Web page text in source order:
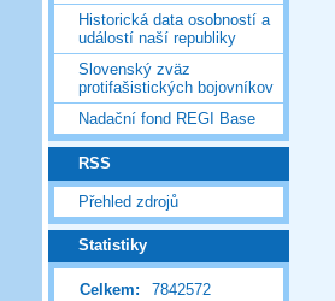
Historická data osobností a
událostí naší republiky
Slovenský zväz
protifašistických bojovníkov
Nadační fond REGI Base
RSS
Přehled zdrojů
Statistiky
Celkem:
7842572